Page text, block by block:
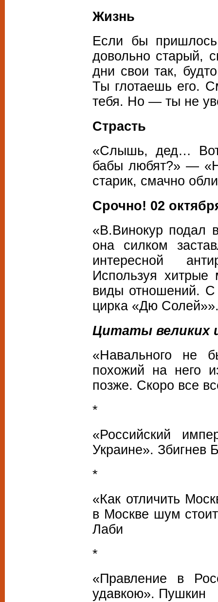
Жизнь
Если бы
довольно старый,
дни свои так,
Ты глотаешь его.
тебя. Но — ты не
Страсть
«Слышь, дед…
бабы любят?» —
старик, смачно
Срочно! 02
«В.Винокур подал
она силком
интересной
Используя хитрые
виды отношений. С
цирка «Дю
Цитаты великих
«Навального не
похожий на него
позже. Скоро все
*
«Российский
Украине». Збигнев
*
«Как отличить
в Москве шум
Лаби
*
«Правление в
удавкою». Пушкин